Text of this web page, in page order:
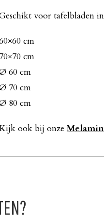
voor tafelbladen
cm
70×70 cm
60 cm
70 cm
80 cm
Kijk ook bij onze